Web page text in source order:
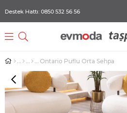
Destek Hattı: 0850 532 56 56
Ontario Puflu Orta Sehpa